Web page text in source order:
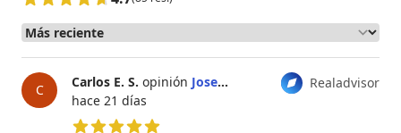
C Realadvisor
Carlos E. S. opinión Josep María Franquesa
hace 21 días